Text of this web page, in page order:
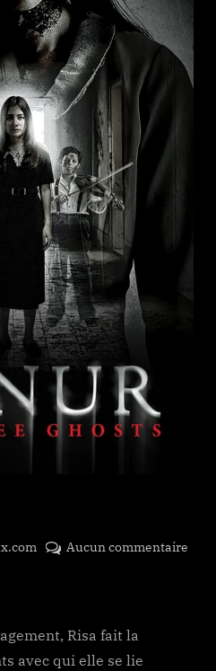
Aucun commentairesur
Risa fait la
avec qui elle se lie